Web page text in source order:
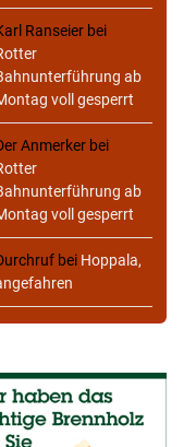
Ranseier bei
ab
voll gesperrt
Anmerker bei
ab
voll gesperrt
bei Hoppala,